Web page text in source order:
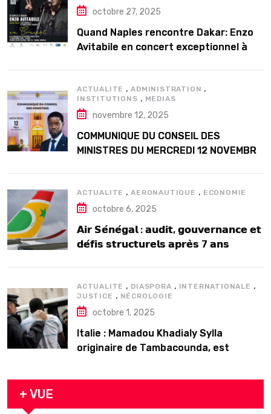
octobre 27, 2025
Quand Naples rencontre Dakar: Enzo
Avitabile en concert exceptionnel à
ACTUALITE ,ADMINISTRATION ,
INSTITUTIONS , MEDIAS
novembre 12, 2025
COMMUNIQUE DU CONSEIL DES
MINISTRES DU MERCREDI 12 NOVEMBRE
ACTUALITE ,AERONAUTIQUE , ECONOMIE
octobre 6, 2025
𝗔𝗶𝗿 𝗦𝗲́𝗻𝗲́𝗴𝗮𝗹 : 𝗮𝘂𝗱𝗶𝘁, 𝗴𝗼𝘂𝘃𝗲𝗿𝗻𝗮𝗻𝗰𝗲 𝗲𝘁
𝗱𝗲́𝗳𝗶𝘀 𝘀𝘁𝗿𝘂𝗰𝘁𝘂𝗿𝗲𝗹𝘀 𝗮𝗽𝗿𝗲̀𝘀 7 𝗮𝗻𝘀
ACTUALITE , DIASPORA , INTERNATIONALE ,
JUSTICE , NÉCROLOGIE
octobre 1, 2025
Italie : Mamadou Khadialy Sylla
originaire de Tambacounda, est
arrestation
+ VUE